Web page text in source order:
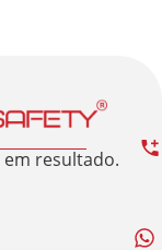
resultado.